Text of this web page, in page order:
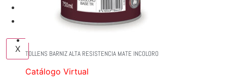
CONTACTO
X TOLLENS BARNIZ ALTA RESISTENCIA MATE INCOLORO
Catálogo Virtual